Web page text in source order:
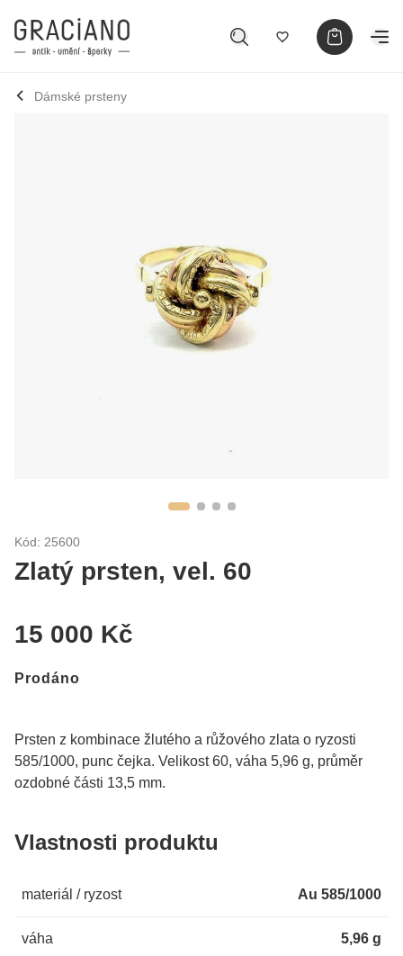
Dámské prsteny
Kód: 25600
Zlatý prsten, vel. 60
15 000 Kč
Prodáno
Prsten z kombinace žlutého a růžového zlata o ryzosti
585/1000, punc čejka. Velikost 60, váha 5,96 g, průměr
ozdobné části 13,5 mm.
Vlastnosti produktu
materiál / ryzost Au 585/1000
váha 5,96 g